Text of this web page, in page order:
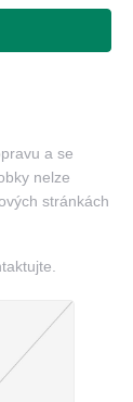
a se
nelze
stránkách